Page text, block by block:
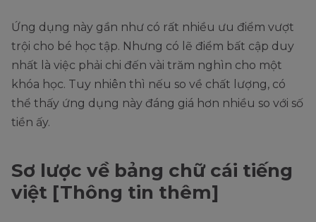
Ứng dụng này gần như có rất nhiều ưu điểm vượt
trội cho bé học tập. Nhưng có lẽ điểm bất cập duy
nhất là việc phải chi đến vài trăm nghìn cho một
khóa học. Tuy nhiên thì nếu so về chất lượng, có
thể thấy ứng dụng này đáng giá hơn nhiều so với số
tiền ấy.
Sơ lược về bảng chữ cái tiếng
việt [Thông tin thêm]